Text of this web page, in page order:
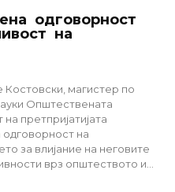
одговорност
на
Костовски, магистер по
Општествената
претпријатијата
одговорност на
за влијание на неговите
врз општеството и...